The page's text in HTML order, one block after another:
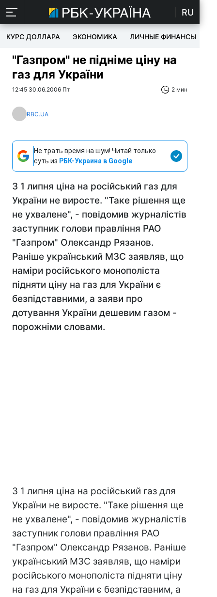
RU
КУРС ДОЛЛАРА ЭКОНОМИКА ЛИЧНЫЕ ФИНАНСЫ
"Газпром" не підніме ціну на
газ для України
12:45 30.06.2006 Пт 2 мин
RBC.UA
Не трать время на шум! Читай только
суть из РБК-Украина в Google
З 1 липня ціна на російський газ для
України не виросте. "Таке рішення ще
не ухвалене", - повідомив журналістів
заступник голови правління РАО
"Газпром" Олександр Рязанов.
Раніше український МЗС заявляв, що
наміри російського монополіста
підняти ціну на газ для України є
безпідставними, а заяви про
дотування України дешевим газом -
порожніми словами.
З 1 липня ціна на російський газ для
України не виросте. "Таке рішення ще
не ухвалене", - повідомив журналістів
заступник голови правління РАО
"Газпром" Олександр Рязанов. Раніше
український МЗС заявляв, що наміри
російського монополіста підняти ціну
на газ для України є безпідставним, а